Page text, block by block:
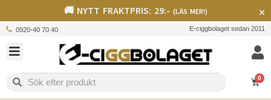
🚚 NYTT FRAKTPRIS: 29:- (LÄS MER!) ×
0920-40 70 40 E-ciggbolaget sedan 2011
0